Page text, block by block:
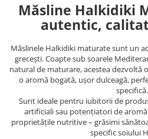
COSMETICE
REMEDII NATURISTE
TOATE PRODUSELE
Măsline Halkidiki
autentic,
Măslinele Halkidiki maturate sunt un
grecești. Coapte sub soarele
natural de maturare, acestea dezvoltă
o aromă bogată, ușor dulceagă,
specifică.
Sunt ideale pentru iubitorii de
artificiali sau potențiatori de
proprietățile nutritive – grăsimi
specific soiului